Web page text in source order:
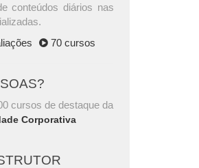
conteúdos diários nas
70 cursos
cursos de destaque da
Corporativa